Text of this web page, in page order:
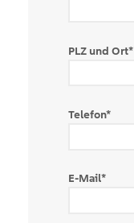
PLZ und Ort*
Telefon*
E-Mail*